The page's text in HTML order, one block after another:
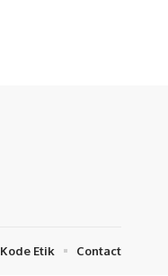
Kode Etik Contact